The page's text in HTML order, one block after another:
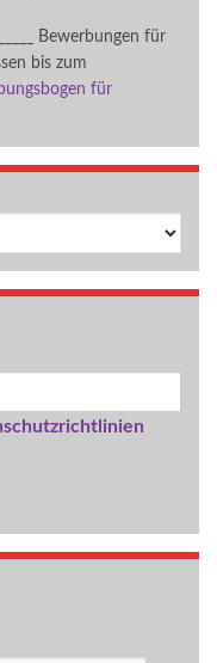
Bewerbungen für
bis zum
für